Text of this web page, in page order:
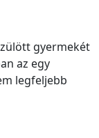
gyermekét
az egy
legfeljebb